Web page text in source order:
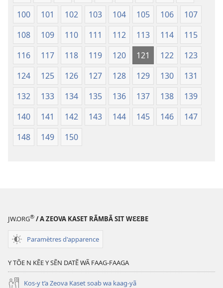
100
101 102 103 104 105 106
107
108
109 110 111 112 113 114
115
116
117 118 119 120 121 122
123
124
125 126 127 128 129 130
131
132
133 134 135 136 137 138
139
140
141 142 143 144 145 146
147
148
149 150
JW.ORG® / A ZEOVA KASET RÃMBÃ SIT WƐƐBE
Paramètres d'apparence
Y TÕE N KẼE Y SẼN DATẼ WÃ FAAG-FAAGA
Kos-y t’a Zeova Kaset soab wa kaag-yã